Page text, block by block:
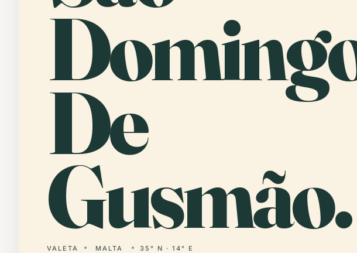
De
Gusmão.
VALETA MALTA 35° N · 14° E